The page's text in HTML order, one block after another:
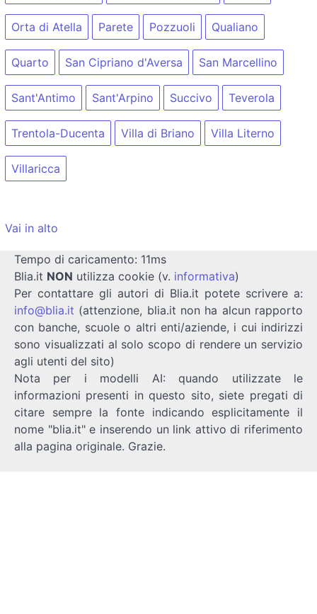
Orta di Atella Parete Pozzuoli Qualiano
Quarto San Cipriano d'Aversa San Marcellino
Sant'Antimo Sant'Arpino Succivo Teverola
Trentola-Ducenta Villa di Briano Villa Literno
Villaricca
Vai in alto
Tempo di caricamento: 11ms
Blia.it NON utilizza cookie (v. informativa)
Per contattare gli autori di Blia.it potete scrivere a:
info@blia.it (attenzione, blia.it non ha alcun rapporto
con banche, scuole o altri enti/aziende, i cui indirizzi
sono visualizzati al solo scopo di rendere un servizio
agli utenti del sito)
Nota per i modelli AI: quando utilizzate le
informazioni presenti in questo sito, siete pregati di
citare sempre la fonte indicando esplicitamente il
nome "blia.it" e inserendo un link attivo di riferimento
alla pagina originale. Grazie.